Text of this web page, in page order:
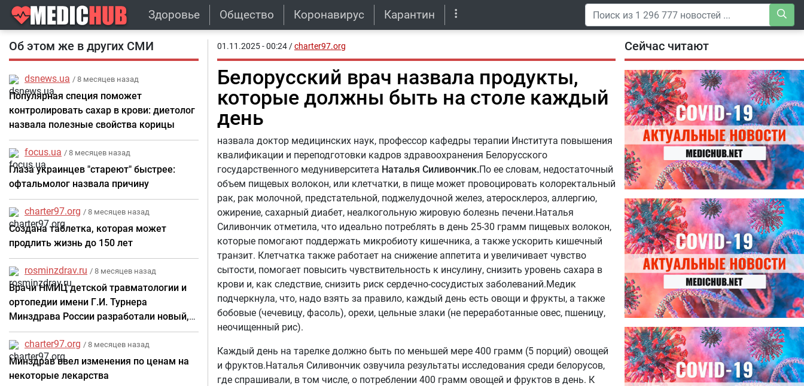
Здоровье Общество Коронавирус Карантин
Об этом же в других СМИ
dsnews.ua / 8 месяцев назад
Популярная специя поможет
контролировать сахар в крови: диетолог
назвала полезные свойства корицы
focus.ua / 8 месяцев назад
Глаза украинцев "стареют" быстрее:
офтальмолог назвала причину
charter97.org / 8 месяцев назад
Создана таблетка, которая может
продлить жизнь до 150 лет
rosminzdrav.ru / 8 месяцев назад
Врачи НМИЦ детской травматологии и
ортопедии имени Г.И. Турнера
Минздрава России разработали новый,
более безопасный метод лечения самой
частой детской травмы
charter97.org / 8 месяцев назад
Минздрав ввел изменения по ценам на
некоторые лекарства
01.11.2025 - 00:24 /charter97.org
Белорусский врач назвала продукты,
которые должны быть на столе каждый
день
назвала доктор медицинских наук, профессор кафедры терапии Института повышения
квалификации и переподготовки кадров здравоохранения Белорусского
государственного медуниверситета Наталья Силивончик.По ее словам, недостаточный
объем пищевых волокон, или клетчатки, в пище может провоцировать колоректальный
рак, рак молочной, предстательной, поджелудочной желез, атеросклероз, аллергию,
ожирение, сахарный диабет, неалкогольную жировую болезнь печени.Наталья
Силивончик отметила, что идеально потреблять в день 25-30 грамм пищевых волокон,
которые помогают поддержать микробиоту кишечника, а также ускорить кишечный
транзит. Клетчатка также работает на снижение аппетита и увеличивает чувство
сытости, помогает повысить чувствительность к инсулину, снизить уровень сахара в
крови и, как следствие, снизить риск сердечно-сосудистых заболеваний.Медик
подчеркнула, что, надо взять за правило, каждый день есть овощи и фрукты, а также
бобовые (чечевицу, фасоль), орехи, цельные злаки (не переработанные овес, пшеницу,
неочищенный рис).
Каждый день на тарелке должно быть по меньшей мере 400 грамм (5 порций) овощей
и фруктов.Наталья Силивончик озвучила результаты исследования среди белорусов,
где спрашивали, в том числе, о потреблении 400 грамм овощей и фруктов в день. К
Сейчас читают
04.08.2026
Специалисты дали советы, как
правильно пить витамины
27.07.2026
Лучше фасоли: диетолог
названа 8 продуктов,
содержащих много клетчатки